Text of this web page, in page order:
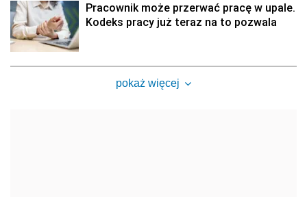
Pracownik może przerwać pracę w upale.
Kodeks pracy już teraz na to pozwala
pokaż więcej